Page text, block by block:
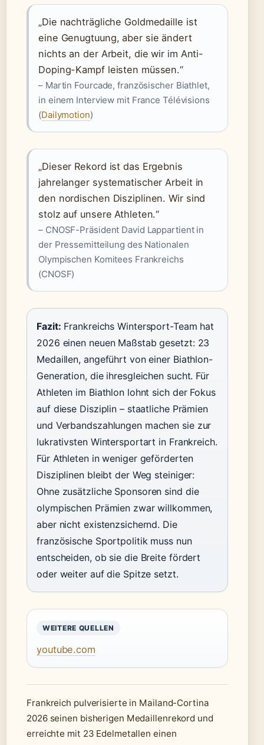
„Die nachträgliche Goldmedaille ist
eine Genugtuung, aber sie ändert
nichts an der Arbeit, die wir im Anti-
Doping-Kampf leisten müssen.“
– Martin Fourcade, französischer Biathlet,
in einem Interview mit France Télévisions
(Dailymotion)
„Dieser Rekord ist das Ergebnis
jahrelanger systematischer Arbeit in
den nordischen Disziplinen. Wir sind
stolz auf unsere Athleten.“
– CNOSF-Präsident David Lappartient in
der Pressemitteilung des Nationalen
Olympischen Komitees Frankreichs
(CNOSF)
Fazit: Frankreichs Wintersport-Team hat
2026 einen neuen Maßstab gesetzt: 23
Medaillen, angeführt von einer Biathlon-
Generation, die ihresgleichen sucht. Für
Athleten im Biathlon lohnt sich der Fokus
auf diese Disziplin – staatliche Prämien
und Verbandszahlungen machen sie zur
lukrativsten Wintersportart in Frankreich.
Für Athleten in weniger geförderten
Disziplinen bleibt der Weg steiniger:
Ohne zusätzliche Sponsoren sind die
olympischen Prämien zwar willkommen,
aber nicht existenzsichernd. Die
französische Sportpolitik muss nun
entscheiden, ob sie die Breite fördert
oder weiter auf die Spitze setzt.
WEITERE QUELLEN
youtube.com
Frankreich pulverisierte in Mailand-Cortina
2026 seinen bisherigen Medaillenrekord und
erreichte mit 23 Edelmetallen einen